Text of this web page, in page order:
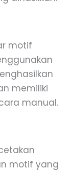
motif
memiliki
manual.
motif yang